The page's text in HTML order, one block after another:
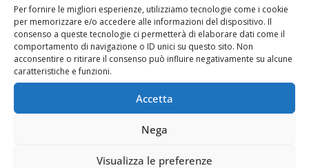
Per fornire le migliori esperienze, utilizziamo tecnologie come i cookie
per memorizzare e/o accedere alle informazioni del dispositivo. Il
consenso a queste tecnologie ci permetterà di elaborare dati come il
comportamento di navigazione o ID unici su questo sito. Non
acconsentire o ritirare il consenso può influire negativamente su alcune
caratteristiche e funzioni.
Accetta
Nega
Visualizza le preferenze